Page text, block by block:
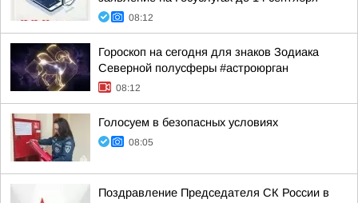
08:12
Гороскоп на сегодня для знаков Зодиака
Северной полусферы #астроюрган
08:12
Голосуем в безопасных условиях
08:05
Поздравление Председателя СК России в